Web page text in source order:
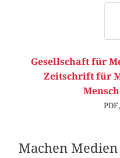
Gesellschaft für
Zeitschrift für
Machen